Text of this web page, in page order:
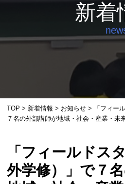
新着
TOP > 新着情報 > お知らせ >
「フィー
７名の外部講師が地域・社会・産業・未
「フィールドス
外学修）」で７